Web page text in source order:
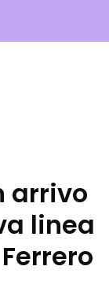
arrivo
linea